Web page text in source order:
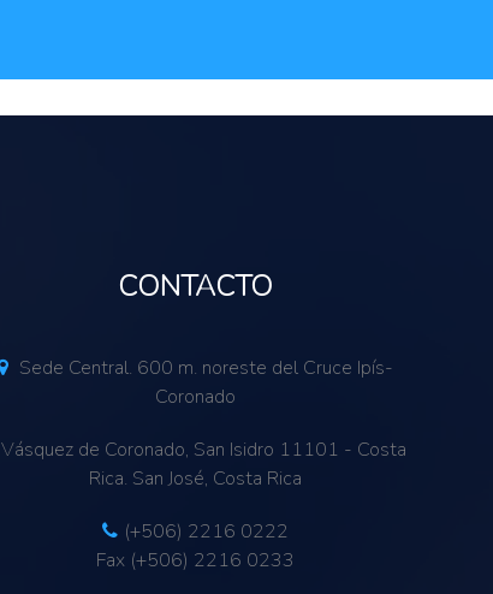
CONTACTO
Sede Central. 600 m. noreste del Cruce Ipís-
Coronado
Vásquez de Coronado, San Isidro 11101 - Costa
Rica. San José, Costa Rica
(+506) 2216 0222
Fax (+506) 2216 0233